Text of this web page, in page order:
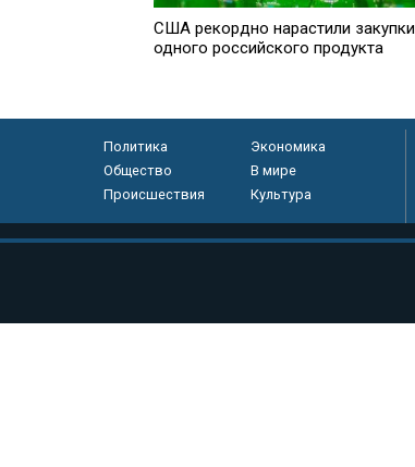
США рекордно нарастили закупки
одного российского продукта
Политика
Экономика
Общество
В мире
Происшествия
Культура